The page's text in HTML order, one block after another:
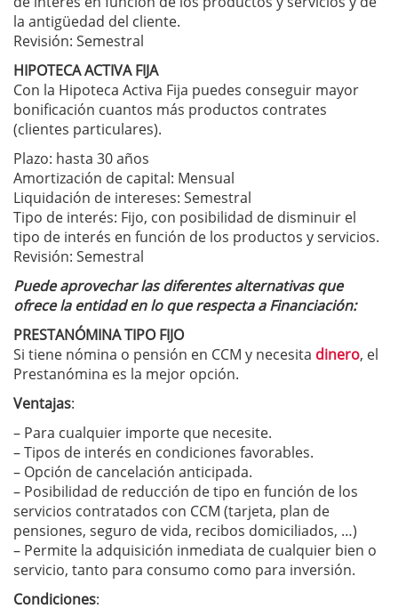
la antigüedad del cliente.
Revisión: Semestral
HIPOTECA ACTIVA FIJA
Con la Hipoteca Activa Fija puedes conseguir mayor
bonificación cuantos más productos contrates
(clientes particulares).
Plazo: hasta 30 años
Amortización de capital: Mensual
Liquidación de intereses: Semestral
Tipo de interés: Fijo, con posibilidad de disminuir el
tipo de interés en función de los productos y servicios.
Revisión: Semestral
Puede aprovechar las diferentes alternativas que
ofrece la entidad en lo que respecta a Financiación:
PRESTANÓMINA TIPO FIJO
Si tiene nómina o pensión en CCM y necesita dinero, el
Prestanómina es la mejor opción.
Ventajas:
– Para cualquier importe que necesite.
– Tipos de interés en condiciones favorables.
– Opción de cancelación anticipada.
– Posibilidad de reducción de tipo en función de los
servicios contratados con CCM (tarjeta, plan de
pensiones, seguro de vida, recibos domiciliados, …)
– Permite la adquisición inmediata de cualquier bien o
servicio, tanto para consumo como para inversión.
Condiciones: